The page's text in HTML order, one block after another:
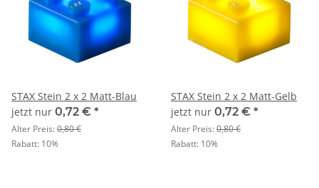
STAX Stein 2 x 2 Matt-Blau
jetzt nur 0,72 € *
Alter Preis:0,80 €
Rabatt: 10%
STAX Stein 2 x 2 Matt-Gelb
jetzt nur 0,72 € *
Alter Preis:0,80 €
Rabatt: 10%